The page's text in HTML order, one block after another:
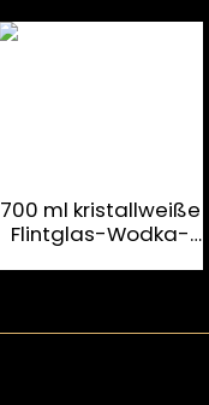
700 ml kristallweiße
Flintglas-Wodka-
Spirituosen – neues